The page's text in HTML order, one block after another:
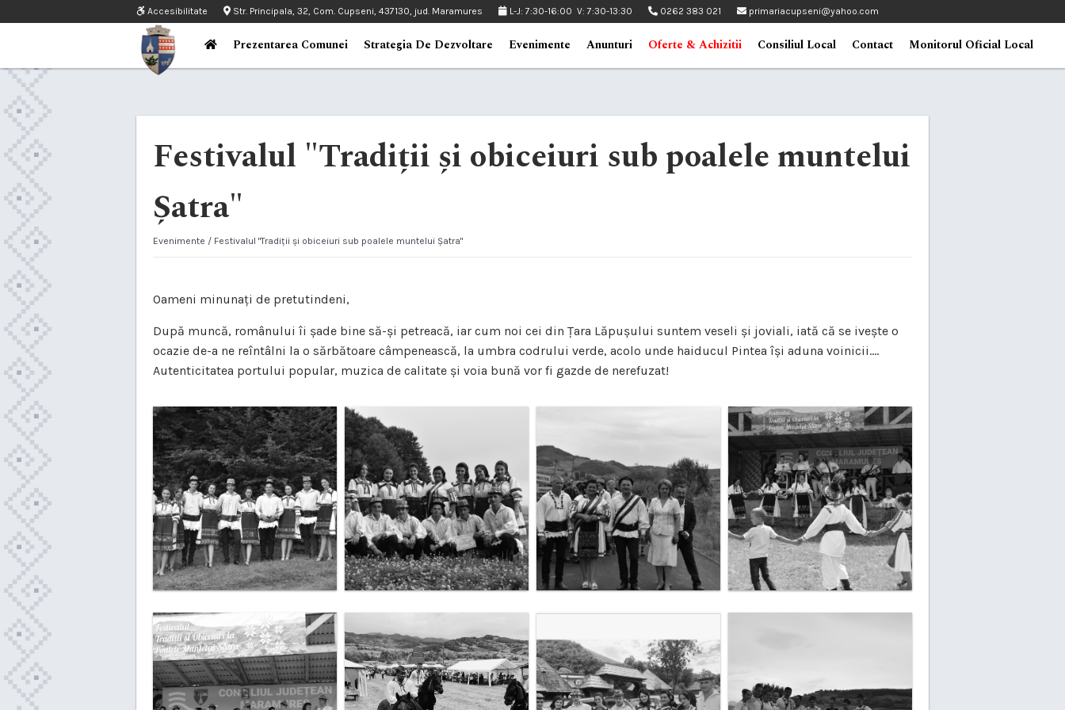
Accesibilitate Str. Principala, 32, Com. Cupseni, 437130, jud. Maramures L-J: 7:30-16:00 V: 7:30-13:30 0262 383 021 primariacupseni@yahoo.com
Prezentarea Comunei Strategia De Dezvoltare Evenimente Anunturi Oferte & Achizitii Consiliul Local Contact Monitorul Oficial Local
Festivalul "Tradiții și obiceiuri sub poalele muntelui
Șatra"
Evenimente / Festivalul "Tradiții și obiceiuri sub poalele muntelui Șatra"
Oameni minunați de pretutindeni,
După muncă, românului îi șade bine să-și petreacă, iar cum noi cei din Țara Lăpușului suntem veseli și joviali, iată că se ivește o
ocazie de-a ne reîntâlni la o sărbătoare câmpenească, la umbra codrului verde, acolo unde haiducul Pintea își aduna voinicii....
Autenticitatea portului popular, muzica de calitate și voia bună vor fi gazde de nerefuzat!